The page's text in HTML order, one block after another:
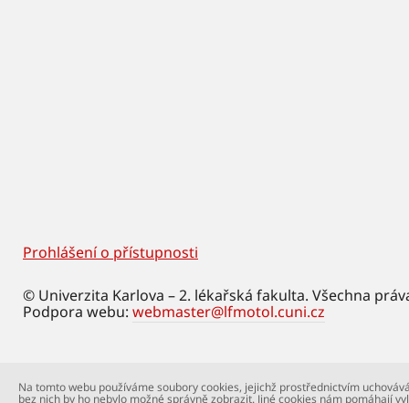
Footer
Prohlášení o přístupnosti
© Univerzita Karlova – 2. lékařská fakulta. Všechna
Podpora webu: webmaster@lfmotol.cuni.cz
Na tomto webu používáme soubory cookies, jejichž prostřednictvím
bez nich by ho nebylo možné správně zobrazit. Jiné cookies nám pomáhají